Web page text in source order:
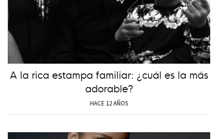
A la rica estampa familiar: ¿cuál es la más
adorable?
HACE 12 AÑOS